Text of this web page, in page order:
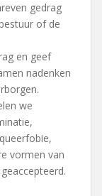
gedrag
of de
en geef
nadenken
we
vormen van